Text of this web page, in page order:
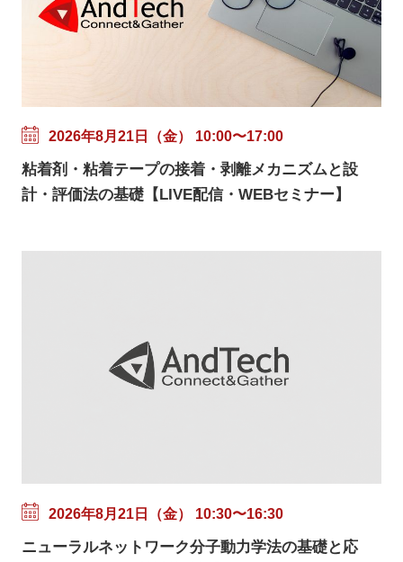
2026年8月21日（金） 10:00〜17:00
粘着剤・粘着テープの接着・剥離メカニズムと設
計・評価法の基礎【LIVE配信・WEBセミナー】
2026年8月21日（金） 10:30〜16:30
ニューラルネットワーク分子動力学法の基礎と応